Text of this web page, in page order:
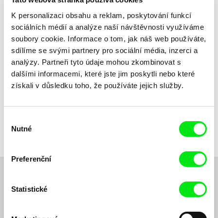
K personalizaci obsahu a reklam, poskytování funkcí
sociálních médií a analýze naší návštěvnosti využíváme
soubory cookie. Informace o tom, jak náš web používáte,
sdílíme se svými partnery pro sociální média, inzerci a
analýzy. Partneři tyto údaje mohou zkombinovat s
dalšími informacemi, které jste jim poskytli nebo které
získali v důsledku toho, že používáte jejich služby.
souhlasu
Nutné
Preferenční
Statistické
Diana Cam Van Nguyen
Chcete být pravidelně informováni o novinkách v